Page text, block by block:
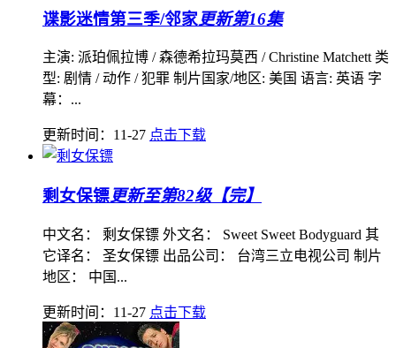
谍影迷情第三季/邻家 更新第16集
主演: 派珀佩拉博 / 森德希拉玛莫西 / Christine Matchett 类
型: 剧情 / 动作 / 犯罪 制片国家/地区: 美国 语言: 英语 字
幕：...
更新时间：11-27 点击下载
剩女保镖更新至第82级【完】
中文名： 剩女保镖 外文名： Sweet Sweet Bodyguard 其
它译名： 圣女保镖 出品公司： 台湾三立电视公司 制片
地区： 中国...
更新时间：11-27 点击下载